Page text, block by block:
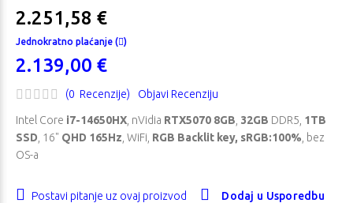
2.251,58 €
Jednokratno plaćanje ( )
2.139,00 €
(0 Recenzije) Objavi Recenziju
Intel Core i7-14650HX , nVidia RTX5070 8GB 32GB DDR5, 1TB
SSD , 16" QHD 165Hz , WiFi, RGB Backlit key, sRGB:100% , bez
OS-a
Postavi pitanje uz ovaj proizvod Dodaj u Usporedbu